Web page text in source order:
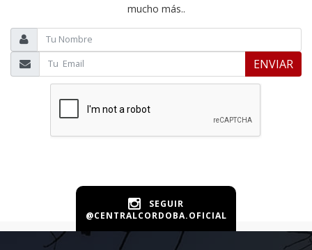
mucho más..
ENVIAR
SEGUIR
@CENTRALCORDOBA.OFICIAL